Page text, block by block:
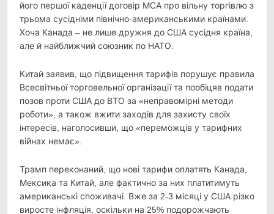
його першої каденції договір МСА про вільну торгівлю з
трьома сусідніми північно-американськими країнами.
Хоча Канада – не лише дружня до США сусідня країна,
але й найближчий союзник по НАТО.
Китай заявив, що підвищення тарифів порушує правила
Всесвітньої торговельної організації та пообіцяв подати
позов проти США до ВТО за «неправомірні методи
роботи», а також вжити заходів для захисту своїх
інтересів, наголосивши, що «переможців у тарифних
війнах немає».
Трамп переконаний, що нові тарифи оплатять Канада,
Мексика та Китай, але фактично за них платитимуть
американські споживачі. Вже за 2-3 місяці у США різко
виросте інфляція, оскільки на 25% подорожчають